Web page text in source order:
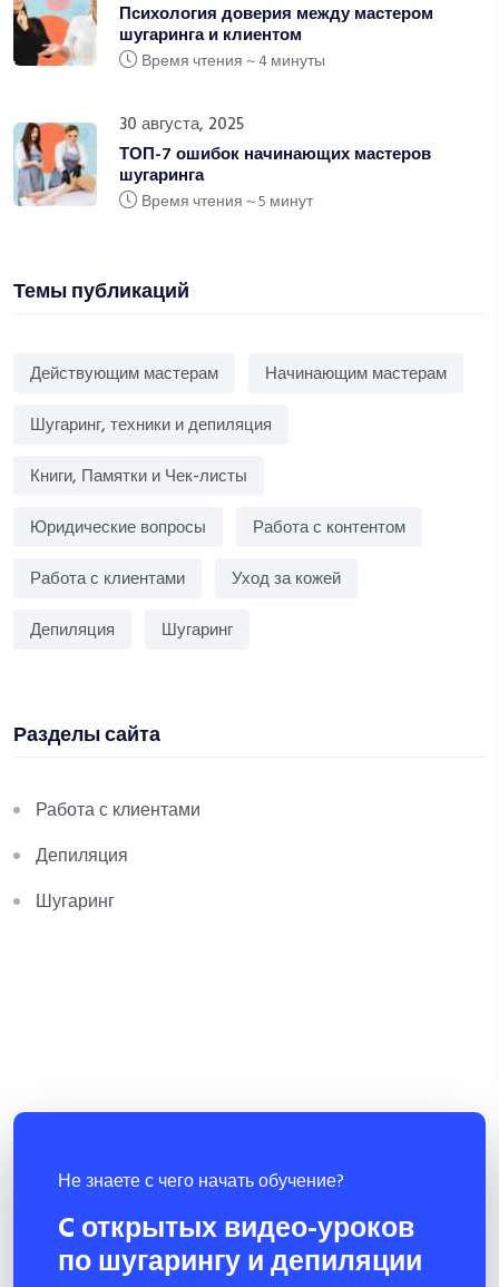
Психология доверия между мастером
шугаринга и клиентом
Время чтения ~ 4 минуты
30 августа, 2025
ТОП-7 ошибок начинающих мастеров
шугаринга
Время чтения ~ 5 минут
Темы публикаций
Действующим мастерам
Начинающим мастерам
Шугаринг, техники и депиляция
Книги, Памятки и Чек-листы
Юридические вопросы
Работа с контентом
Работа с клиентами
Уход за кожей
Депиляция
Шугаринг
Разделы сайта
Работа с клиентами
Депиляция
Шугаринг
Не знаете с чего начать обучение?
C открытых видео-уроков
по шугарингу и депиляции